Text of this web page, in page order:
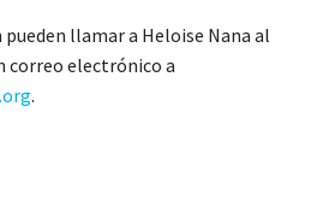
llamar a Heloise Nana al
correo electrónico a
.